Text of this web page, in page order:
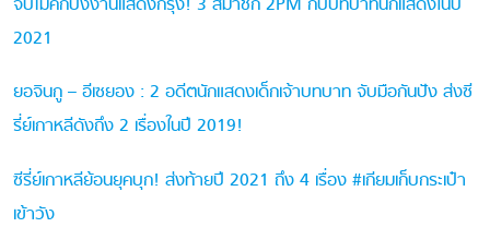
2021
ยอจินกู – อีเซยอง : 2 อดีตนักแสดงเด็กเจ้าบทบาท จับมือกันปัง ส่งซี
รี่ย์เกาหลีดังถึง 2 เรื่องในปี 2019!
ซีรี่ย์เกาหลีย้อนยุคบุก! ส่งท้ายปี 2021 ถึง 4 เรื่อง #เกียมเก็บกระเป๋า
เข้าวัง